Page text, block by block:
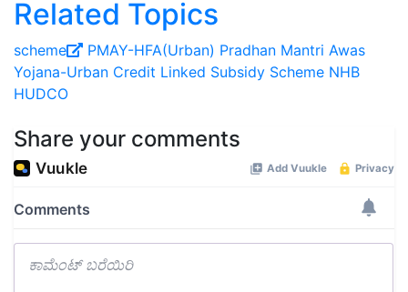
Related Topics
scheme PMAY-HFA(Urban) Pradhan Mantri Awas
Yojana-Urban Credit Linked Subsidy Scheme NHB
HUDCO
Share your comments